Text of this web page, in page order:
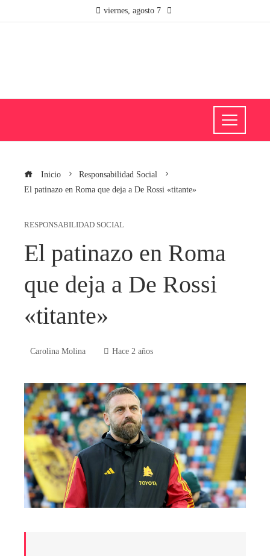
viernes, agosto 7
Inicio
Responsabilidad Social
El patinazo en Roma que deja a De Rossi «titante»
RESPONSABILIDAD SOCIAL
El patinazo en Roma
que deja a De Rossi
«titante»
Carolina Molina Hace 2 años